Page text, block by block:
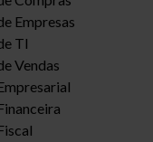
Empresas
TI
Vendas